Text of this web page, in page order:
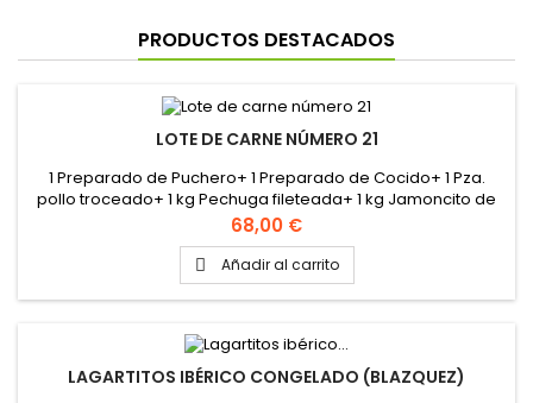
PRODUCTOS DESTACADOS
LOTE DE CARNE NÚMERO 21
1 Preparado de Puchero+ 1 Preparado de Cocido+ 1 Pza.
pollo troceado+ 1 kg Pechuga fileteada+ 1 kg Jamoncito de
pollo+ 1 kg Paleta de cerdo troceada+ 1 kg Cinta de lomo
fileteada+ 1 kg Lagrimitas de Pollo+ 6 Hamburguesa de
pollo+ 1 Docena Huevos
Precio
68,00 €
 Añadir al carrito
LAGARTITOS IBÉRICO CONGELADO (BLAZQUEZ)